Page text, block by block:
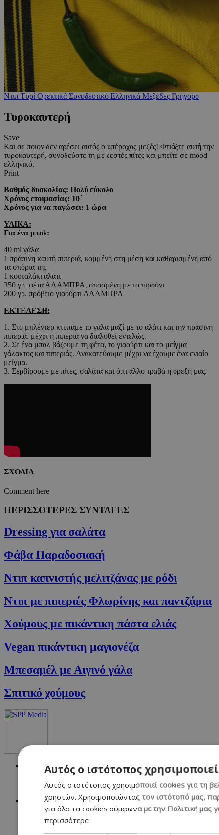
Ντιπ Τυρί Ορεκτικά Συνοδευτικό Ελληνικά Μεζέδες Γρήγορο
Τυροκαυτερή
Save
Και σε πoιoν δεν αρέσει αυτός ο υπέροχος μεζές! Φτιάξτε αυτή την
τυροκαυτερή, συνοδεύστε τη με ζεστές πίτες και μπείτε σε mood
ελληνικό.
Print
Βαθμός δυσκολίας: Πολύ εύκολο
Χρόνος ετοιμασίας: 10΄
Χρόνος για να παγώσει: 1 ώρα
ΥΛΙΚΑ:
Για ένα μπολ:
40 ml γάλα
1 πράσινη καυτή πιπεριά, κομμένη στη μέση και καθαρισμένη από
τα σπόρια της
1 κουταλάκι αλάτι
350 γρ. φέτα ΑΛΑΜΠΡΑ, σπασμένη με το πιρούνι
200 γρ. πρόβειο γιαούρτι ΑΛΑΜΠΡΑ
ΕΚΤΕΛΕΣΗ:
1. Στο μπλέντερ κτυπάμε το γάλα μαζί με το αλάτι και την πράσινη
πιπεριά, μέχρι η πιπεριά να διαλυθεί εντελώς.
2. Σε ένα μπολ βάζουμε τη φέτα, το γιαούρτι και το μείγμα
γάλακτος και πιπεριάς. Ανακατεύουμε μέχρι να έχουμε ένα ενιαίο
μείγμα.
3. Σερβίρουμε με πίτες, σαλάτα και ό,τι άλλο τραβά η όρεξή μας.
ΣΧΟΛΙΑ
Comment here
ΠΕΡΙΣΣΟΤΕΡΕΣ ΣΥΝΤΑΓΕΣ
Dressing για σαλάτα
Φάβα Παραδοσιακή
Ντιπ καπνιστής μελιτζάνας με ρόδι
Ντιπ με πιπεριές Φλωρίνης και παντζάρια
Xούμους με πικάντικη πάστα ελιάς
Vegan πικάντικη μαγιονέζα
Μπεσαμέλ με Αιγινό γάλα
Σπιτικό χούμους
NETWORK:
Αυτός ο ιστότοπος
Αυτός ο ιστότοπος χρησιμοποιεί cookies για τη
χρηστών. Χρησιμοποιώντας τον ιστότοπό μας,
για όλα τα cookies σύμφωνα με την Πολιτική μας
περισσότερα